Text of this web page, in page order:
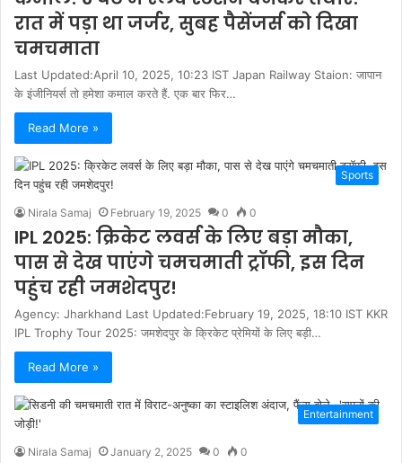
रात में पड़ा था जर्जर, सुबह पैसेंजर्स को दिखा
चमचमाता
Last Updated:April 10, 2025, 10:23 IST Japan Railway Staion: जापान
के इंजीनियर्स तो हमेशा कमाल करते हैं. एक बार फिर…
Read More »
Sports
Nirala Samaj February 19, 2025 0 0
IPL 2025: क्रिकेट लवर्स के लिए बड़ा मौका,
पास से देख पाएंगे चमचमाती ट्रॉफी, इस दिन
पहुंच रही जमशेदपुर!
Agency: Jharkhand Last Updated:February 19, 2025, 18:10 IST KKR
IPL Trophy Tour 2025: जमशेदपुर के क्रिकेट प्रेमियों के लिए बड़ी…
Read More »
Entertainment
Nirala Samaj January 2, 2025 0 0